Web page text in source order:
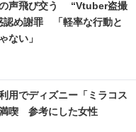
の声飛び交う “Vtuber盗撮
認め謝罪 「軽率な行動と
ない」
用でディズニー「ミラコス
喫 参考にした女性